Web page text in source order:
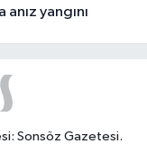
anız yangını
Sonsöz Gazetesi.